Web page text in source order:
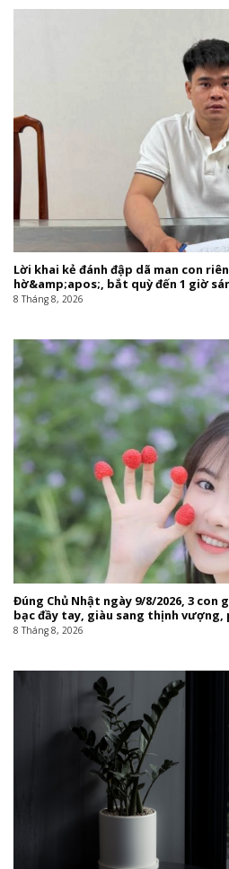
Lời khai kẻ đánh đập dã man con
hờ&amp;apos;, bắt quỳ đến 1 giờ
8 Tháng 8, 2026
Đúng Chủ Nhật ngày 9/8/2026, 3 con
bạc đầy tay, giàu sang thịnh vượng,
8 Tháng 8, 2026